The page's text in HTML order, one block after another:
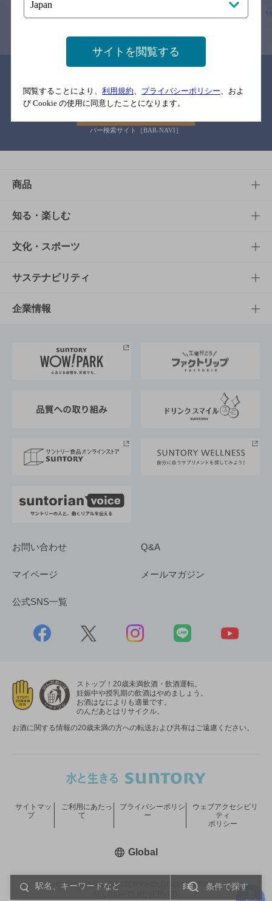
条件で探す
バー検索サイト［BAR-NAVI］
商品
商品TOP
商品一覧
商品発売情報
栄養成分一覧
知る・楽しむ
知る・楽しむTOP
キャンペーン
工場見学
地域情報
文化・スポーツ
文化・スポーツTOP
サントリーホール
サントリーサンバーズ大阪
サステナビリティ
サステナビリティTOP
サントリーが考えるサステナビリティ経営
企業情報
企業概要
採用情報
お問い合わせ Q&A
マイページ メールマガジン
公式SNS一覧
ストップ！20歳未満飲酒・飲酒運転。
妊娠中や授乳期の飲酒はやめましょう。
お酒はなによりも適量です。
のんだあとはリサイクル。
お酒に関する情報の20歳未満の方への転送および共有はご遠慮ください。
COPYRIGHT © SUNTORY HOLDINGS LIMITED.
サイトマッ
プ
ご利用にあたっ
て
プライバシーポリシ
ー
ウェブアクセシビリ
ティ
ポリシー
Global新しいウィンドウで開く
サイトを閲覧する
閲覧することにより、 利用規約、 プライバシーポリシー、およ
び Cookie の使用に同意したことになります。